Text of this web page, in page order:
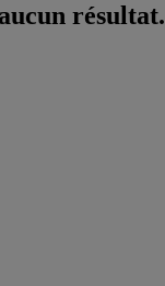
résultat.